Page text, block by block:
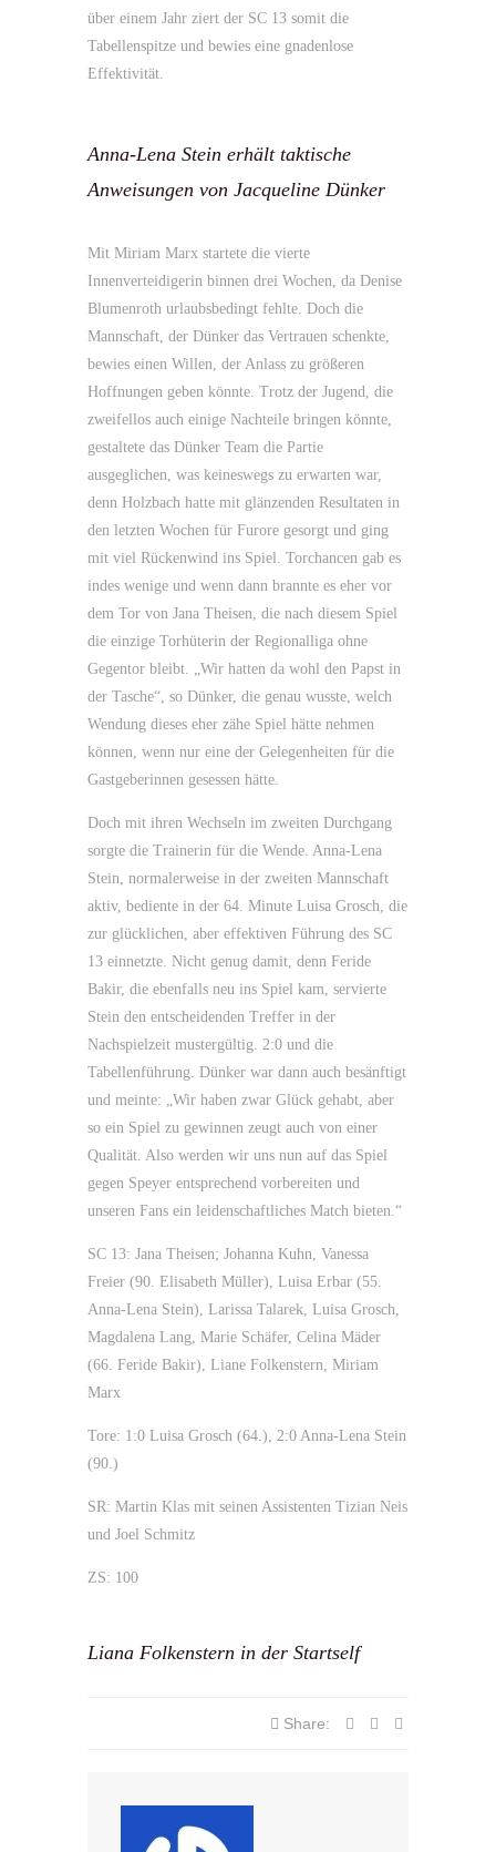
über einem Jahr ziert der SC 13 somit die
Tabellenspitze und bewies eine gnadenlose
Effektivität.
Anna-Lena Stein erhält taktische
Anweisungen von Jacqueline Dünker
Mit Miriam Marx startete die vierte
Innenverteidigerin binnen drei Wochen, da Denise
Blumenroth urlaubsbedingt fehlte. Doch die
Mannschaft, der Dünker das Vertrauen schenkte,
bewies einen Willen, der Anlass zu größeren
Hoffnungen geben könnte. Trotz der Jugend, die
zweifellos auch einige Nachteile bringen könnte,
gestaltete das Dünker Team die Partie
ausgeglichen, was keineswegs zu erwarten war,
denn Holzbach hatte mit glänzenden Resultaten in
den letzten Wochen für Furore gesorgt und ging
mit viel Rückenwind ins Spiel. Torchancen gab es
indes wenige und wenn dann brannte es eher vor
dem Tor von Jana Theisen, die nach diesem Spiel
die einzige Torhüterin der Regionalliga ohne
Gegentor bleibt. „Wir hatten da wohl den Papst in
der Tasche“, so Dünker, die genau wusste, welch
Wendung dieses eher zähe Spiel hätte nehmen
können, wenn nur eine der Gelegenheiten für die
Gastgeberinnen gesessen hätte.
Doch mit ihren Wechseln im zweiten Durchgang
sorgte die Trainerin für die Wende. Anna-Lena
Stein, normalerweise in der zweiten Mannschaft
aktiv, bediente in der 64. Minute Luisa Grosch, die
zur glücklichen, aber effektiven Führung des SC
13 einnetzte. Nicht genug damit, denn Feride
Bakir, die ebenfalls neu ins Spiel kam, servierte
Stein den entscheidenden Treffer in der
Nachspielzeit mustergültig. 2:0 und die
Tabellenführung. Dünker war dann auch besänftigt
und meinte: „Wir haben zwar Glück gehabt, aber
so ein Spiel zu gewinnen zeugt auch von einer
Qualität. Also werden wir uns nun auf das Spiel
gegen Speyer entsprechend vorbereiten und
unseren Fans ein leidenschaftliches Match bieten.“
SC 13: Jana Theisen; Johanna Kuhn, Vanessa
Freier (90. Elisabeth Müller), Luisa Erbar (55.
Anna-Lena Stein), Larissa Talarek, Luisa Grosch,
Magdalena Lang, Marie Schäfer, Celina Mäder
(66. Feride Bakir), Liane Folkenstern, Miriam
Marx
Tore: 1:0 Luisa Grosch (64.), 2:0 Anna-Lena Stein
(90.)
SR: Martin Klas mit seinen Assistenten Tizian Neis
und Joel Schmitz
ZS: 100
Liana Folkenstern in der Startself
Share: